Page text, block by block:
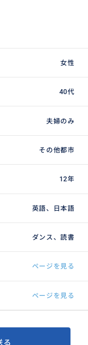
女性
40代
夫婦のみ
その他都市
12年
英語、日本語
ダンス、読書
ページを見る
ページを見る
る